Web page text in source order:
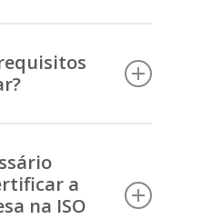
podem
se segundo a ISO
os requisitos
atividade.a
na ISO